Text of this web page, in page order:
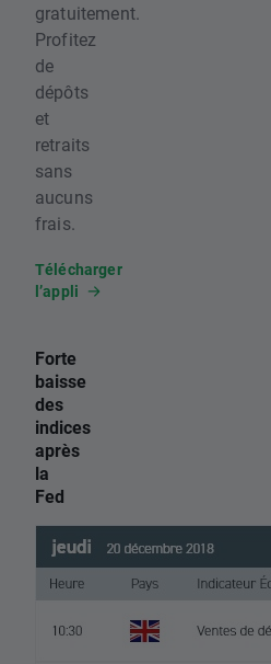
gratuitement.
Profitez
de
dépôts
et
retraits
sans
aucuns
frais.
Télécharger
l’appli
Forte
baisse
des
indices
après
la
Fed